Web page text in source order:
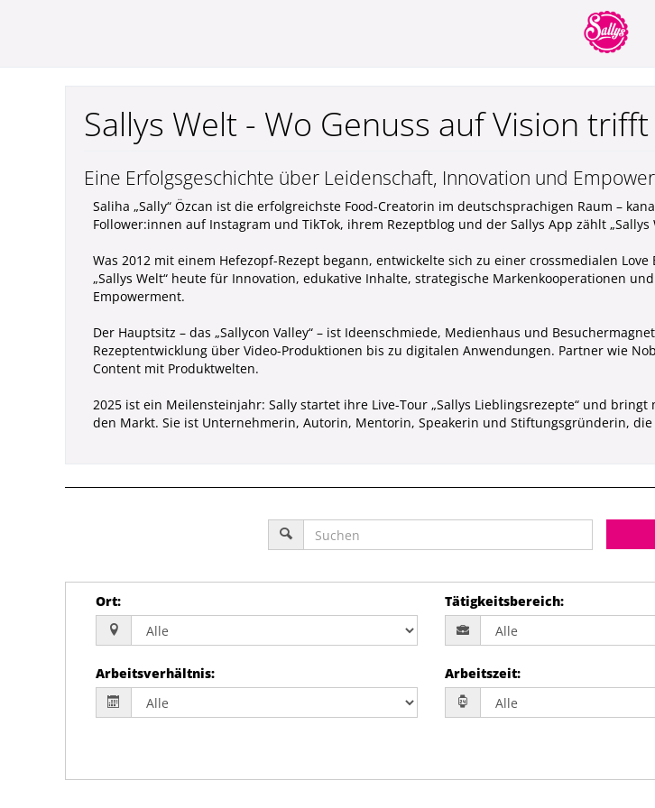
Sallys Welt - Wo Genuss auf Vision trifft
Eine Erfolgsgeschichte über Leidenschaft, Innovation und
Saliha „Sally“ Özcan ist die erfolgreichste Food-Creatorin im deutschsprachigen Raum –
Follower:innen auf Instagram und TikTok, ihrem Rezeptblog und der Sallys App zählt
Was 2012 mit einem Hefezopf-Rezept begann, entwickelte sich zu einer crossmedialen
„Sallys Welt“ heute für Innovation, edukative Inhalte, strategische Markenkooperationen
Empowerment.
Der Hauptsitz – das „Sallycon Valley“ – ist Ideenschmiede, Medienhaus und
Rezeptentwicklung über Video-Produktionen bis zu digitalen Anwendungen. Partner wie
Content mit Produktwelten.
2025 ist ein Meilensteinjahr: Sally startet ihre Live-Tour „Sallys Lieblingsrezepte“ und
den Markt. Sie ist Unternehmerin, Autorin, Mentorin, Speakerin und Stiftungsgründerin,
Ort: Tätigkeitsbereich:
Arbeitsverhältnis: Arbeitszeit: